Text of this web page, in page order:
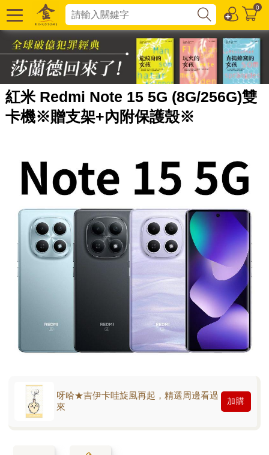
0
紅米 Redmi Note 15 5G (8G/256G)雙
卡機※贈支架+內附保護殼※
呀哈★吉伊卡哇旋風再起，精選周邊看過
來
加購